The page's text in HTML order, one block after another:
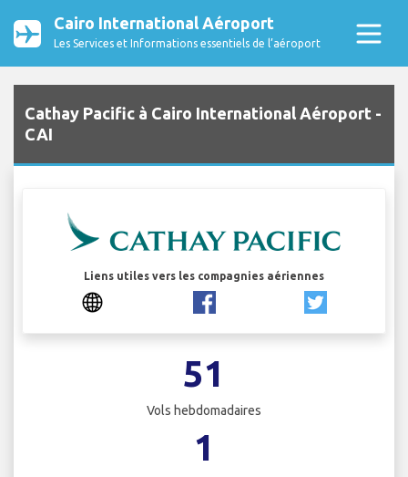
Cairo International Aéroport
Les Services et Informations essentiels de l’aéroport
Cathay Pacific à Cairo International Aéroport -
CAI
Liens utiles vers les compagnies aériennes
51
Vols hebdomadaires
1